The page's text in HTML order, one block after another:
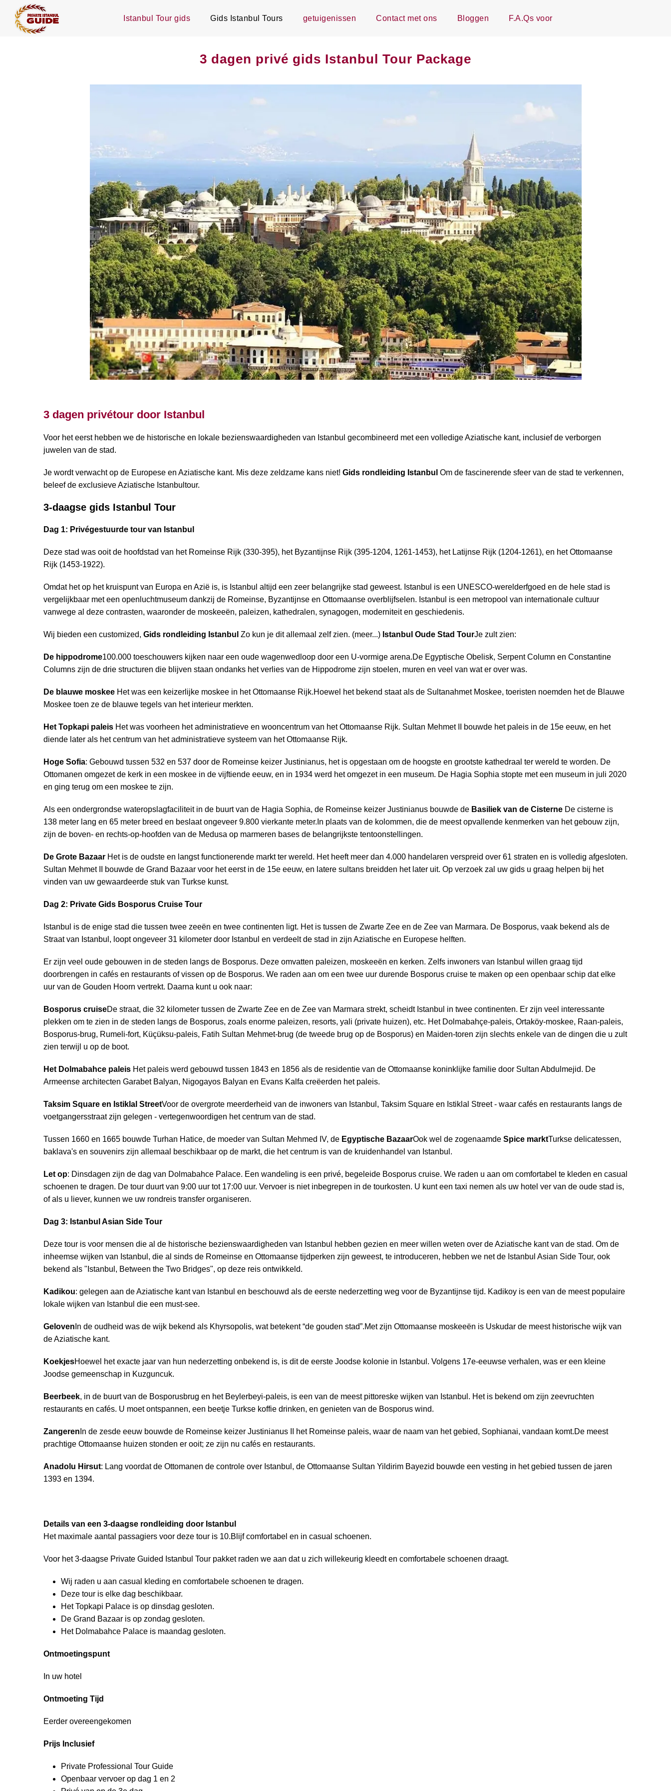
Istanbul Tour gids Gids Istanbul Tours getuigenissen Contact met ons Bloggen F.A.Qs voor
3 dagen privé gids Istanbul Tour Package
3 dagen privétour door Istanbul
Voor het eerst hebben we de historische en lokale bezienswaardigheden van Istanbul gecombineerd met een volledige Aziatische kant, inclusief de verborgen
juwelen van de stad.
Je wordt verwacht op de Europese en Aziatische kant. Mis deze zeldzame kans niet! Gids rondleiding Istanbul Om de fascinerende sfeer van de stad te verkennen,
beleef de exclusieve Aziatische Istanbultour.
3-daagse gids Istanbul Tour
Dag 1: Privégestuurde tour van Istanbul
Deze stad was ooit de hoofdstad van het Romeinse Rijk (330-395), het Byzantijnse Rijk (395-1204, 1261-1453), het Latijnse Rijk (1204-1261), en het Ottomaanse
Rijk (1453-1922).
Omdat het op het kruispunt van Europa en Azië is, is Istanbul altijd een zeer belangrijke stad geweest. Istanbul is een UNESCO-werelderfgoed en de hele stad is
vergelijkbaar met een openluchtmuseum dankzij de Romeinse, Byzantijnse en Ottomaanse overblijfselen. Istanbul is een metropool van internationale cultuur
vanwege al deze contrasten, waaronder de moskeeën, paleizen, kathedralen, synagogen, moderniteit en geschiedenis.
Wij bieden een customized, Gids rondleiding Istanbul Zo kun je dit allemaal zelf zien. (meer...) Istanbul Oude Stad TourJe zult zien:
De hippodrome100.000 toeschouwers kijken naar een oude wagenwedloop door een U-vormige arena.De Egyptische Obelisk, Serpent Column en Constantine
Columns zijn de drie structuren die blijven staan ondanks het verlies van de Hippodrome zijn stoelen, muren en veel van wat er over was.
De blauwe moskee Het was een keizerlijke moskee in het Ottomaanse Rijk.Hoewel het bekend staat als de Sultanahmet Moskee, toeristen noemden het de Blauwe
Moskee toen ze de blauwe tegels van het interieur merkten.
Het Topkapi paleis Het was voorheen het administratieve en wooncentrum van het Ottomaanse Rijk. Sultan Mehmet II bouwde het paleis in de 15e eeuw, en het
diende later als het centrum van het administratieve systeem van het Ottomaanse Rijk.
Hoge Sofia: Gebouwd tussen 532 en 537 door de Romeinse keizer Justinianus, het is opgestaan om de hoogste en grootste kathedraal ter wereld te worden. De
Ottomanen omgezet de kerk in een moskee in de vijftiende eeuw, en in 1934 werd het omgezet in een museum. De Hagia Sophia stopte met een museum in juli 2020
en ging terug om een moskee te zijn.
Als een ondergrondse wateropslagfaciliteit in de buurt van de Hagia Sophia, de Romeinse keizer Justinianus bouwde de Basiliek van de Cisterne De cisterne is
138 meter lang en 65 meter breed en beslaat ongeveer 9.800 vierkante meter.In plaats van de kolommen, die de meest opvallende kenmerken van het gebouw zijn,
zijn de boven- en rechts-op-hoofden van de Medusa op marmeren bases de belangrijkste tentoonstellingen.
De Grote Bazaar Het is de oudste en langst functionerende markt ter wereld. Het heeft meer dan 4.000 handelaren verspreid over 61 straten en is volledig afgesloten.
Sultan Mehmet II bouwde de Grand Bazaar voor het eerst in de 15e eeuw, en latere sultans breidden het later uit. Op verzoek zal uw gids u graag helpen bij het
vinden van uw gewaardeerde stuk van Turkse kunst.
Dag 2: Private Gids Bosporus Cruise Tour
Istanbul is de enige stad die tussen twee zeeën en twee continenten ligt. Het is tussen de Zwarte Zee en de Zee van Marmara. De Bosporus, vaak bekend als de
Straat van Istanbul, loopt ongeveer 31 kilometer door Istanbul en verdeelt de stad in zijn Aziatische en Europese helften.
Er zijn veel oude gebouwen in de steden langs de Bosporus. Deze omvatten paleizen, moskeeën en kerken. Zelfs inwoners van Istanbul willen graag tijd
doorbrengen in cafés en restaurants of vissen op de Bosporus. We raden aan om een twee uur durende Bosporus cruise te maken op een openbaar schip dat elke
uur van de Gouden Hoorn vertrekt. Daarna kunt u ook naar:
Bosporus cruiseDe straat, die 32 kilometer tussen de Zwarte Zee en de Zee van Marmara strekt, scheidt Istanbul in twee continenten. Er zijn veel interessante
plekken om te zien in de steden langs de Bosporus, zoals enorme paleizen, resorts, yali (private huizen), etc. Het Dolmabahçe-paleis, Ortaköy-moskee, Raan-paleis,
Bosporus-brug, Rumeli-fort, Küçüksu-paleis, Fatih Sultan Mehmet-brug (de tweede brug op de Bosporus) en Maiden-toren zijn slechts enkele van de dingen die u zult
zien terwijl u op de boot.
Het Dolmabahce paleis Het paleis werd gebouwd tussen 1843 en 1856 als de residentie van de Ottomaanse koninklijke familie door Sultan Abdulmejid. De
Armeense architecten Garabet Balyan, Nigogayos Balyan en Evans Kalfa creëerden het paleis.
Taksim Square en Istiklal StreetVoor de overgrote meerderheid van de inwoners van Istanbul, Taksim Square en Istiklal Street - waar cafés en restaurants langs de
voetgangersstraat zijn gelegen - vertegenwoordigen het centrum van de stad.
Tussen 1660 en 1665 bouwde Turhan Hatice, de moeder van Sultan Mehmed IV, de Egyptische BazaarOok wel de zogenaamde Spice marktTurkse delicatessen,
baklava's en souvenirs zijn allemaal beschikbaar op de markt, die het centrum is van de kruidenhandel van Istanbul.
Let op: Dinsdagen zijn de dag van Dolmabahce Palace. Een wandeling is een privé, begeleide Bosporus cruise. We raden u aan om comfortabel te kleden en casual
schoenen te dragen. De tour duurt van 9:00 uur tot 17:00 uur. Vervoer is niet inbegrepen in de tourkosten. U kunt een taxi nemen als uw hotel ver van de oude stad is,
of als u liever, kunnen we uw rondreis transfer organiseren.
Dag 3: Istanbul Asian Side Tour
Deze tour is voor mensen die al de historische bezienswaardigheden van Istanbul hebben gezien en meer willen weten over de Aziatische kant van de stad. Om de
inheemse wijken van Istanbul, die al sinds de Romeinse en Ottomaanse tijdperken zijn geweest, te introduceren, hebben we net de Istanbul Asian Side Tour, ook
bekend als "Istanbul, Between the Two Bridges", op deze reis ontwikkeld.
Kadikou: gelegen aan de Aziatische kant van Istanbul en beschouwd als de eerste nederzetting weg voor de Byzantijnse tijd. Kadikoy is een van de meest populaire
lokale wijken van Istanbul die een must-see.
Geloven In de oudheid was de wijk bekend als Khyrsopolis, wat betekent “de gouden stad”.Met zijn Ottomaanse moskeeën is Uskudar de meest historische wijk van
de Aziatische kant.
KoekjesHoewel het exacte jaar van hun nederzetting onbekend is, is dit de eerste Joodse kolonie in Istanbul. Volgens 17e-eeuwse verhalen, was er een kleine
Joodse gemeenschap in Kuzguncuk.
Beerbeek, in de buurt van de Bosporusbrug en het Beylerbeyi-paleis, is een van de meest pittoreske wijken van Istanbul. Het is bekend om zijn zeevruchten
restaurants en cafés. U moet ontspannen, een beetje Turkse koffie drinken, en genieten van de Bosporus wind.
Zangeren In de zesde eeuw bouwde de Romeinse keizer Justinianus II het Romeinse paleis, waar de naam van het gebied, Sophianai, vandaan komt.De meest
prachtige Ottomaanse huizen stonden er ooit; ze zijn nu cafés en restaurants.
Anadolu Hirsut: Lang voordat de Ottomanen de controle over Istanbul, de Ottomaanse Sultan Yildirim Bayezid bouwde een vesting in het gebied tussen de jaren
1393 en 1394.
Details van een 3-daagse rondleiding door Istanbul
Het maximale aantal passagiers voor deze tour is 10.Blijf comfortabel en in casual schoenen.
Voor het 3-daagse Private Guided Istanbul Tour pakket raden we aan dat u zich willekeurig kleedt en comfortabele schoenen draagt.
Wij raden u aan casual kleding en comfortabele schoenen te dragen.
Deze tour is elke dag beschikbaar.
Het Topkapi Palace is op dinsdag gesloten.
De Grand Bazaar is op zondag gesloten.
Het Dolmabahce Palace is maandag gesloten.
Ontmoetingspunt
In uw hotel
Ontmoeting Tijd
Eerder overeengekomen
Prijs Inclusief
Private Professional Tour Guide
Openbaar vervoer op dag 1 en 2